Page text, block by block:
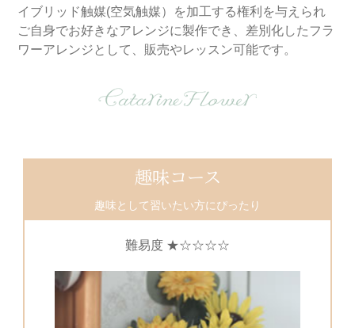
イブリッド触媒(空気触媒）を加工する権利を与えられ
ご自身でお好きなアレンジに製作でき、差別化したフラ
ワーアレンジとして、販売やレッスン可能です。
趣味コース
趣味として習いたい方にぴったり
難易度 ★☆☆☆☆